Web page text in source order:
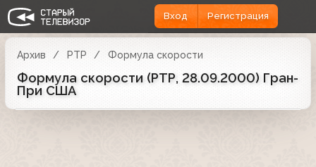
Вход Регистрация
Архив РТР Формула скорости
Формула скорости (РТР, 28.09.2000) Гран-
При США